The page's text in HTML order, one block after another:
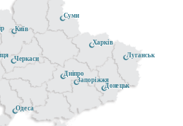
Донецьк
Черкаси
Київ
Луганськ
Дніпро
Одеса
Суми
Запоріжжя
Харків